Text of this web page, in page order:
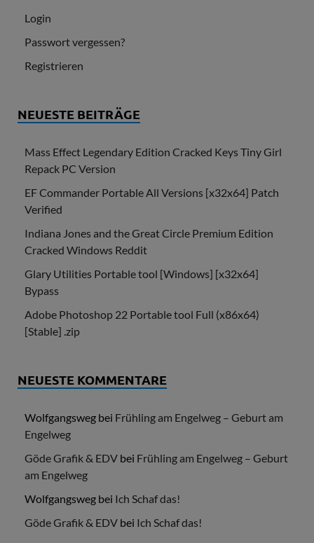
Login
Passwort vergessen?
Registrieren
NEUESTE BEITRÄGE
Mass Effect Legendary Edition Cracked Keys Tiny Girl
Repack PC Version
EF Commander Portable All Versions [x32x64] Patch
Verified
Indiana Jones and the Great Circle Premium Edition
Cracked Windows Reddit
Glary Utilities Portable tool [Windows] [x32x64]
Bypass
Adobe Photoshop 22 Portable tool Full (x86x64)
[Stable] .zip
NEUESTE KOMMENTARE
Wolfgangsweg bei Frühling am Engelweg – Geburt am
Engelweg
Göde Grafik & EDV bei Frühling am Engelweg – Geburt
am Engelweg
Wolfgangsweg bei Ich Schaf das!
Göde Grafik & EDV bei Ich Schaf das!